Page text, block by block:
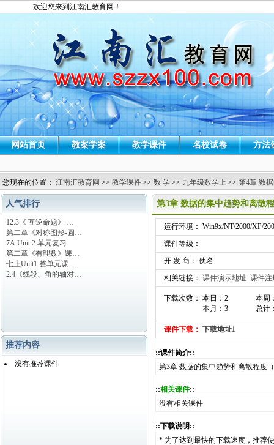
欢迎您来到江南汇教育网！
网站首页 教案学案 教学课件 名校试卷 方法
您现在的位置： 江南汇教育网 >> 教学课件 >> 数 学 >> 九年级数学上 >> 第4章 数
人气排行
12.3《 互逆命题》 …
第二章《对称图形-圆…
7A Unit 2 单元复习
第二章《有理数》课…
七上Unit1 整单元课…
2.4《线段、角的轴对…
推荐内容
没有推荐课件
第3章 数据的集中趋势和离散
运行环境： Win9x/NT/2000/XP/
课件等级：
开 发 商： 佚名
相关链接： 课件演示地址 课件注
下载次数： 本日：2
本月：3
本周
总计
课件下载： 下载地址1
::课件简介::
第3章 数据的集中趋势和离散程度
::相关课件::
没有相关课件
::下载说明::
* 为了达到最快的下载速度，推荐